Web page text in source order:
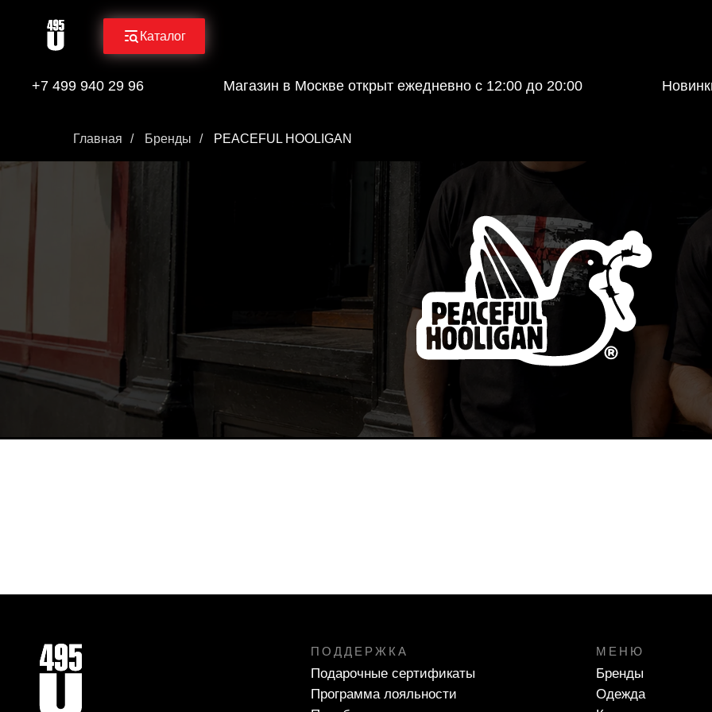
Каталог
+7 499 940 29 96 Магазин в Москве открыт ежедневно с 12:00 до 20:00
Главная / Бренды / PEACEFUL HOOLIGAN
ПОДДЕРЖКА МЕНЮ
Подарочные сертификаты
Программа лояльности
Бренды
Одежда